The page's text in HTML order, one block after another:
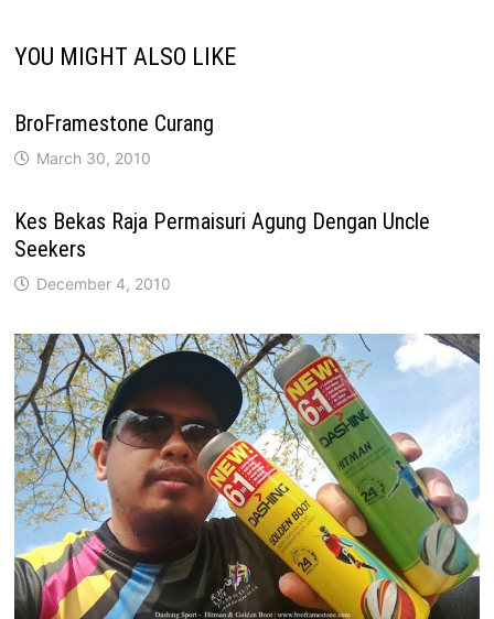
YOU MIGHT ALSO LIKE
BroFramestone Curang
March 30, 2010
Kes Bekas Raja Permaisuri Agung Dengan Uncle
Seekers
December 4, 2010